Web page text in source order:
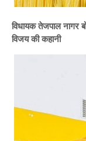
विधायक तेजपाल नागर
विजय की कहानी